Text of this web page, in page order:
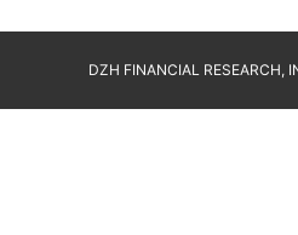
DZH FINANCIAL RESEARCH,